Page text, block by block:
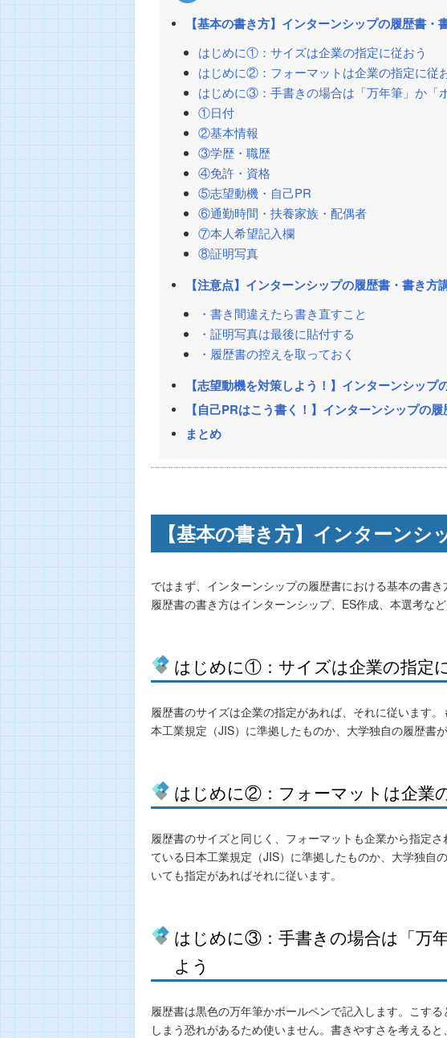
【基本の書き方】インターンシップの履歴書・
はじめに①：サイズは企業の指定に従おう
はじめに②：フォーマットは企業の指定に従
はじめに③：手書きの場合は「万年筆」か「
①日付
②基本情報
③学歴・職歴
④免許・資格
⑤志望動機・自己PR
⑥通勤時間・扶養家族・配偶者
⑦本人希望記入欄
⑧証明写真
【注意点】インターンシップの履歴書・書き方
・書き間違えたら書き直すこと
・証明写真は最後に貼付する
・履歴書の控えを取っておく
【志望動機を対策しよう！】インターンシップ
【自己PRはこう書く！】インターンシップの
まとめ
【基本の書き方】インターン
ではまず、インターンシップの履歴書における基本の書き
履歴書の書き方はインターンシップ、ES作成、本選考な
はじめに①：サイズは企業の指定
履歴書のサイズは企業の指定があれば、それに従います
本工業規定（JIS）に準拠したものか、大学独自の履歴書
はじめに②：フォーマットは企業
履歴書のサイズと同じく、フォーマットも企業から指定
ている日本工業規定（JIS）に準拠したものか、大学独自
いても指定があればそれに従います。
はじめに③：手書きの場合は「万
よう
履歴書は黒色の万年筆かボールペンで記入します。こす
しまう恐れがあるため使いません。書きやすさを考える